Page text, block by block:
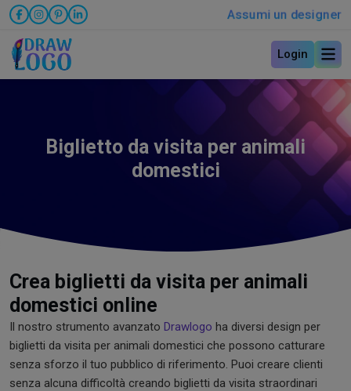
Assumi un designer
Login
Biglietto da visita per animali
domestici
Crea biglietti da visita per animali
domestici online
Il nostro strumento avanzato Drawlogo ha diversi design per
biglietti da visita per animali domestici che possono catturare
senza sforzo il tuo pubblico di riferimento. Puoi creare clienti
senza alcuna difficoltà creando biglietti da visita straordinari